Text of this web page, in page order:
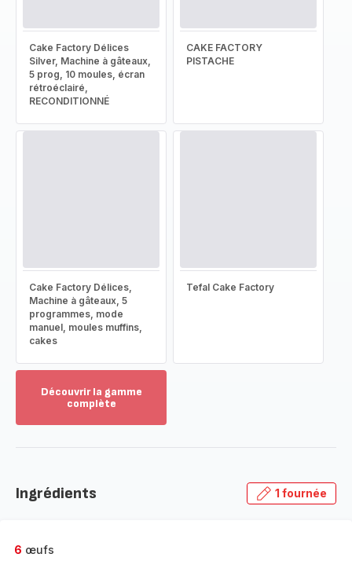
Cake Factory Délices
Silver, Machine à gâteaux,
5 prog, 10 moules, écran
rétroéclairé,
RECONDITIONNÉ
CAKE FACTORY
PISTACHE
Cake Factory Délices,
Machine à gâteaux, 5
programmes, mode
manuel, moules muffins,
cakes
Tefal Cake Factory
Découvrir la gamme
complète
gamme
Ingrédients 1 fournée
6 œufs